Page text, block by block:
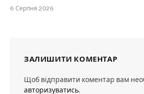
6 Серпня 2026
ЗАЛИШИТИ КОМЕНТАР
Щоб відправити коментар вам
авторизуватись.